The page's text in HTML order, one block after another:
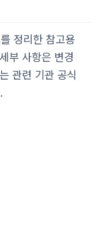
정리한 참고용
부 사항은 변경
관련 기관 공식